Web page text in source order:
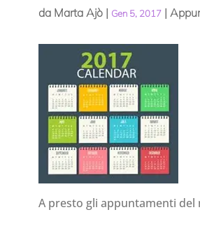
da Marta Ajò| Gen 5, 2017|
A presto gli appuntamenti